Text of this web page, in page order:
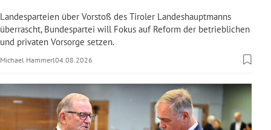
Landesparteien über Vorstoß des Tiroler Landeshauptmanns
überrascht, Bundespartei will Fokus auf Reform der betrieblichen
und privaten Vorsorge setzen.
Michael Hammerl04.08.2026